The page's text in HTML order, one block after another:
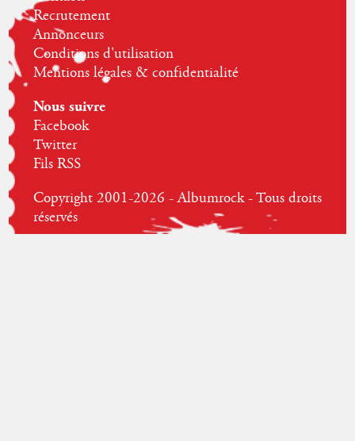
Recrutement
Annonceurs
Conditions d'utilisation
Mentions légales & confidentialité
Nous suivre
Facebook
Twitter
Fils RSS
Copyright 2001-2026 - Albumrock - Tous droits
réservés